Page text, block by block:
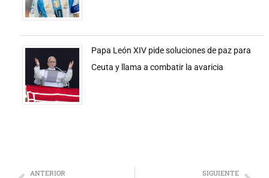
Papa León XIV pide soluciones de paz para
Ceuta y llama a combatir la avaricia
ANTERIOR SIGUIENTE